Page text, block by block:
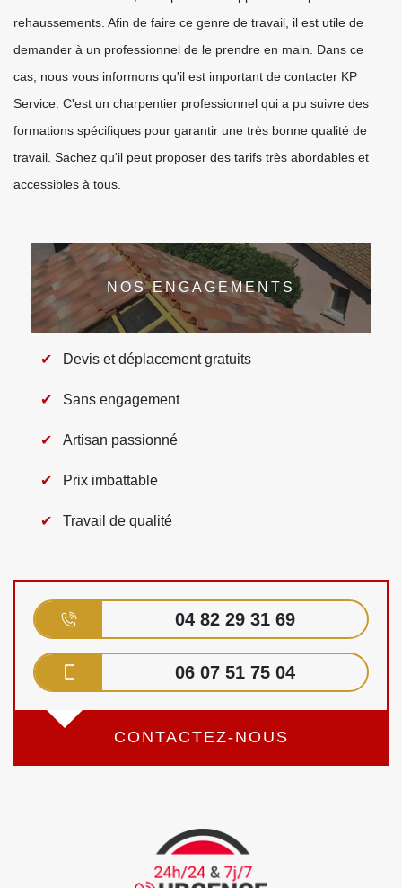
rehaussements. Afin de faire ce genre de travail, il est utile de
demander à un professionnel de le prendre en main. Dans ce
cas, nous vous informons qu'il est important de contacter KP
Service. C'est un charpentier professionnel qui a pu suivre des
formations spécifiques pour garantir une très bonne qualité de
travail. Sachez qu'il peut proposer des tarifs très abordables et
accessibles à tous.
NOS ENGAGEMENTS
Devis et déplacement gratuits
Sans engagement
Artisan passionné
Prix imbattable
Travail de qualité
04 82 29 31 69
06 07 51 75 04
CONTACTEZ-NOUS